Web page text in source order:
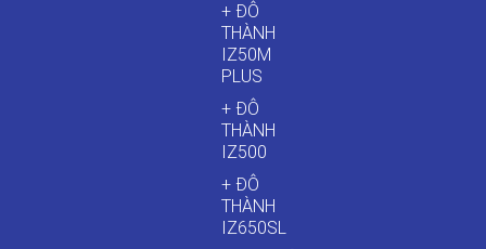
+ ĐÔ
THÀNH
IZ50M
PLUS
+ ĐÔ
THÀNH
IZ500
+ ĐÔ
THÀNH
IZ650SL